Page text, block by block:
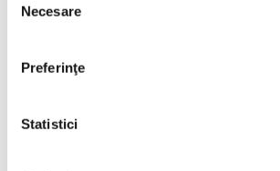
consimțământului
Necesare
Preferinţe
Statistici